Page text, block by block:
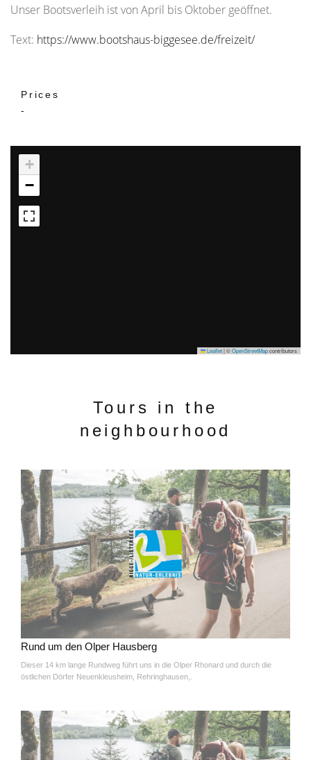
Unser Bootsverleih ist von April bis Oktober geöffnet.
Text: https://www.bootshaus-biggesee.de/freizeit/
Prices
-
+
−
Leaflet|©OpenStreetMapcontributors
Tours in the
neighbourhood
Rund um den Olper Hausberg
Dieser 14 km lange Rundweg führt uns in die Olper Rhonard und durch die
östlichen Dörfer Neuenkleusheim, Rehringhausen,.